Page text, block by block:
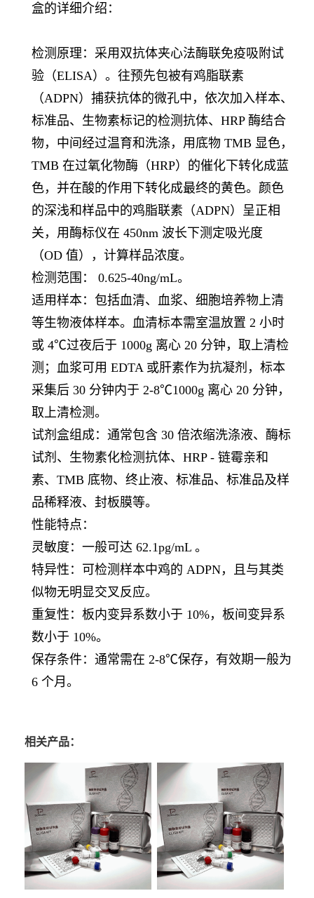
盒的详细介绍：
检测原理：采用双抗体夹心法酶联免疫吸附试
验（ELISA）。往预先包被有鸡脂联素
（ADPN）捕获抗体的微孔中，依次加入样本、
标准品、生物素标记的检测抗体、HRP 酶结合
物，中间经过温育和洗涤，用底物 TMB 显色，
TMB 在过氧化物酶（HRP）的催化下转化成蓝
色，并在酸的作用下转化成最终的黄色。颜色
的深浅和样品中的鸡脂联素（ADPN）呈正相
关，用酶标仪在 450nm 波长下测定吸光度
（OD 值），计算样品浓度。
检测范围： 0.625-40ng/mL。
适用样本：包括血清、血浆、细胞培养物上清
等生物液体样本。血清标本需室温放置 2 小时
或 4℃过夜后于 1000g 离心 20 分钟，取上清检
测；血浆可用 EDTA 或肝素作为抗凝剂，标本
采集后 30 分钟内于 2-8℃1000g 离心 20 分钟，
取上清检测。
试剂盒组成：通常包含 30 倍浓缩洗涤液、酶标
试剂、生物素化检测抗体、HRP - 链霉亲和
素、TMB 底物、终止液、标准品、标准品及样
品稀释液、封板膜等。
性能特点：
灵敏度：一般可达 62.1pg/mL 。
特异性：可检测样本中鸡的 ADPN，且与其类
似物无明显交叉反应。
重复性：板内变异系数小于 10%，板间变异系
数小于 10%。
保存条件：通常需在 2-8℃保存，有效期一般为
6 个月。
相关产品：